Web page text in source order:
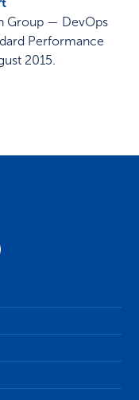
Group — DevOps
Performance
2015.